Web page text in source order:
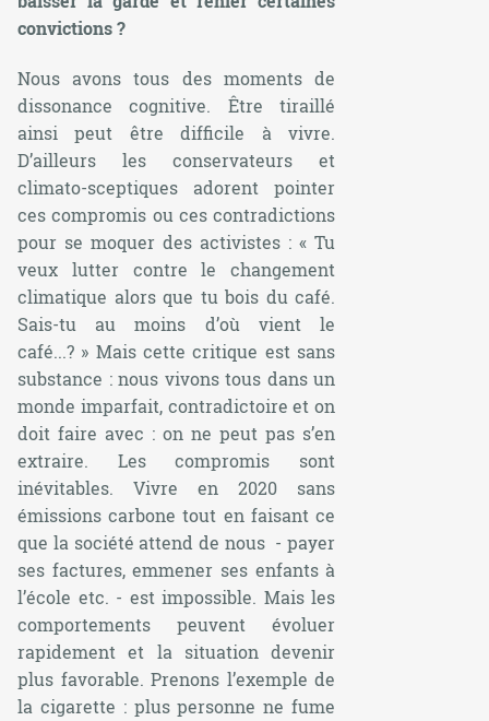
convictions ?
Nous avons tous des moments de
dissonance cognitive. Être tiraillé
ainsi peut être difficile à vivre.
D’ailleurs les conservateurs et
climato-sceptiques adorent pointer
ces compromis ou ces contradictions
pour se moquer des activistes : «Tu
veux lutter contre le changement
climatique alors que tu bois du café.
Sais-tu au moins d’où vient le
café...? » Mais cette critique est sans
substance : nous vivons tous dans un
monde imparfait, contradictoire et on
doit faire avec : on ne peut pas s’en
extraire. Les compromis sont
inévitables. Vivre en 2020 sans
émissions carbone tout en faisant ce
que la société attend de nous - payer
ses factures, emmener ses enfants à
l’école etc. - est impossible. Mais les
comportements peuvent évoluer
rapidement et la situation devenir
plus favorable. Prenons l’exemple de
la cigarette : plus personne ne fume